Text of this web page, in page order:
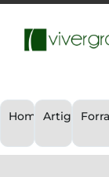
Home Artigos